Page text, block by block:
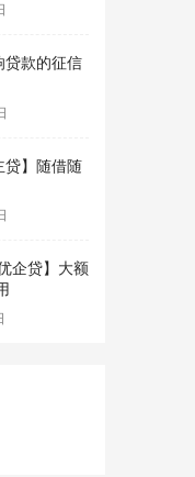
贷款的征信
贷】随借随
企贷】大额